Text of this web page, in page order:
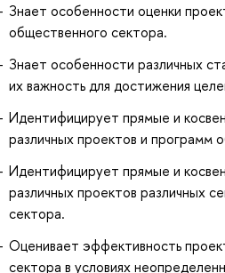
Знает особенности оценки
общественного сектора.
Знает особенности различных
их важность для достижения
Идентифицирует прямые и
различных проектов и программ
Идентифицирует прямые и
различных проектов различных
сектора.
Оценивает эффективность
сектора в условиях